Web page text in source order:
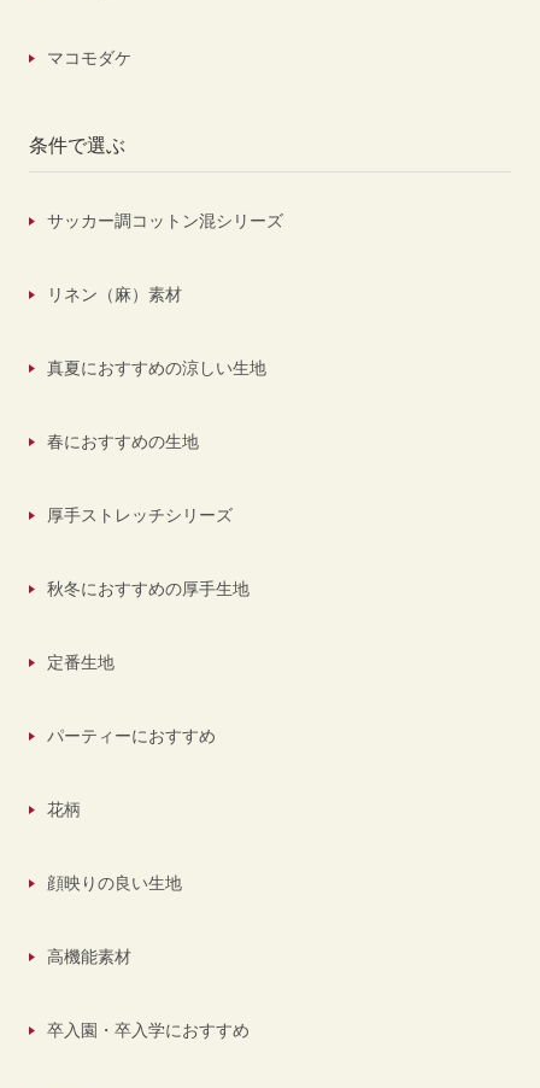
マコモダケ
条件で選ぶ
サッカー調コットン混シリーズ
リネン（麻）素材
真夏におすすめの涼しい生地
春におすすめの生地
厚手ストレッチシリーズ
秋冬におすすめの厚手生地
定番生地
パーティーにおすすめ
花柄
顔映りの良い生地
高機能素材
卒入園・卒入学におすすめ